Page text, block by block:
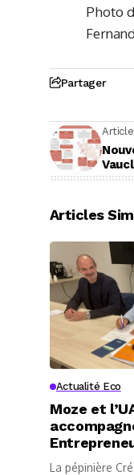
Photo
Partager
Articles
Actualité Eco
Moze et
La pépinière